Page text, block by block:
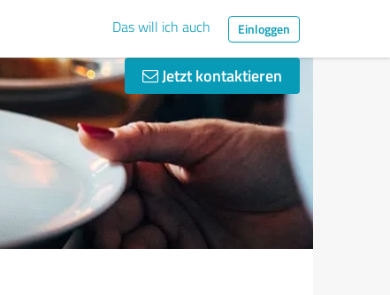
Das will ich auch Einloggen
Jetzt kontaktieren